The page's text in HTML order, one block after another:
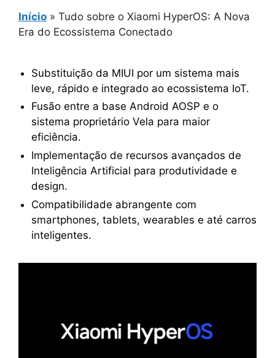
Início » Tudo sobre o Xiaomi HyperOS: A Nova
Era do Ecossistema Conectado
Substituição da MIUI por um sistema mais
leve, rápido e integrado ao ecossistema IoT.
Fusão entre a base Android AOSP e o
sistema proprietário Vela para maior
eficiência.
Implementação de recursos avançados de
Inteligência Artificial para produtividade e
design.
Compatibilidade abrangente com
smartphones, tablets, wearables e até carros
inteligentes.